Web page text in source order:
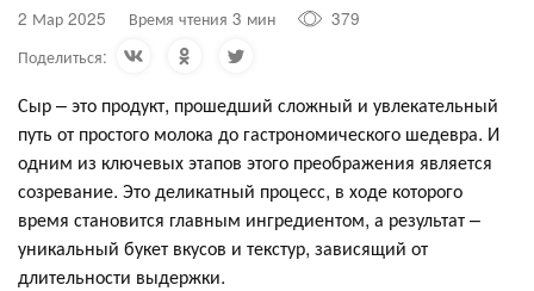
2 Мар 2025 Время чтения 3 мин
379
Поделиться:
Сыр – это продукт, прошедший сложный и увлекательный
путь от простого молока до гастрономического шедевра. И
одним из ключевых этапов этого преображения является
созревание. Это деликатный процесс, в ходе которого
время становится главным ингредиентом, а результат –
уникальный букет вкусов и текстур, зависящий от
длительности выдержки.